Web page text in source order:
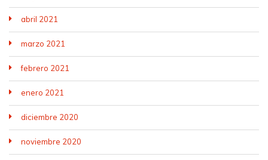
abril 2021
marzo 2021
febrero 2021
enero 2021
diciembre 2020
noviembre 2020